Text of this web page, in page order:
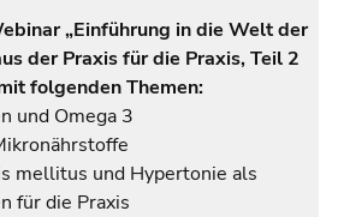
„Einführung in die Welt der
der Praxis für die Praxis, Teil 2
folgenden Themen:
und Omega 3
mellitus und Hypertonie als
für die Praxis